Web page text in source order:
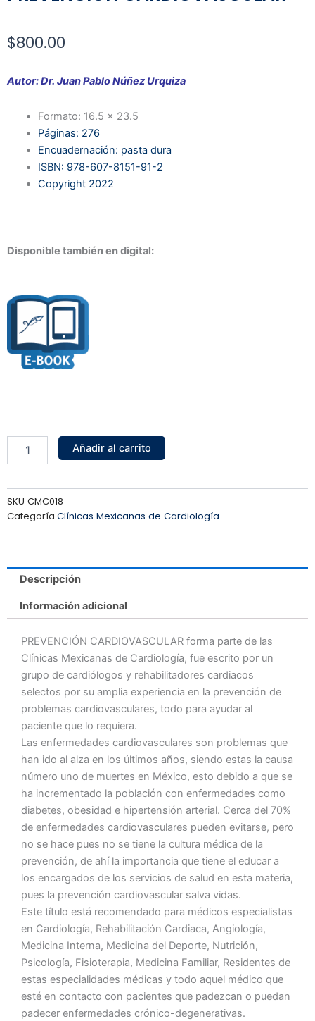
$800.00
Autor: Dr. Juan Pablo Núñez Urquiza
Formato: 16.5 x 23.5
Páginas: 276
Encuadernación: pasta dura
ISBN: 978-607-8151-91-2
Copyright 2022
Disponible también en digital:
PREVENCIÓN
CARDIOVASCULAR
Añadir al carrito
SKU CMC018
Categoría Clínicas Mexicanas de Cardiología
Descripción
Información adicional
PREVENCIÓN CARDIOVASCULAR forma parte de las
Clínicas Mexicanas de Cardiología, fue escrito por un
grupo de cardiólogos y rehabilitadores cardiacos
selectos por su amplia experiencia en la prevención de
problemas cardiovasculares, todo para ayudar al
paciente que lo requiera.
Las enfermedades cardiovasculares son problemas que
han ido al alza en los últimos años, siendo estas la causa
número uno de muertes en México, esto debido a que se
ha incrementado la población con enfermedades como
diabetes, obesidad e hipertensión arterial. Cerca del 70%
de enfermedades cardiovasculares pueden evitarse, pero
no se hace pues no se tiene la cultura médica de la
prevención, de ahí la importancia que tiene el educar a
los encargados de los servicios de salud en esta materia,
pues la prevención cardiovascular salva vidas.
Este título está recomendado para médicos especialistas
en Cardiología, Rehabilitación Cardiaca, Angiología,
Medicina Interna, Medicina del Deporte, Nutrición,
Psicología, Fisioterapia, Medicina Familiar, Residentes de
estas especialidades médicas y todo aquel médico que
esté en contacto con pacientes que padezcan o puedan
padecer enfermedades crónico-degenerativas.